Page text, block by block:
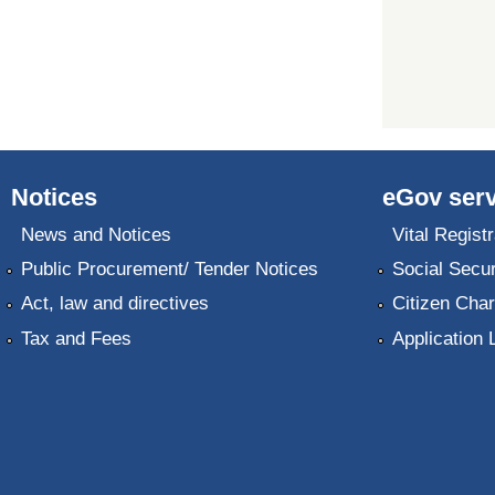
Notices
News and Notices
Public Procurement/ Tender Notices
Act, law and directives
Tax and Fees
eGov
Vital
Social
Citizen
Application